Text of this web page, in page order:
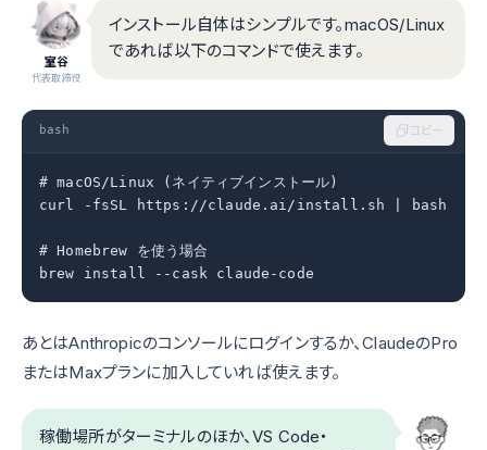
室谷
代表取締役
インストール自体はシンプルです。macOS/Linux
であれば以下のコマンドで使えます。
bash コピー
# macOS/Linux (ネイティブインストール)
curl -fsSL https://claude.ai/install.sh | bash
# Homebrew を使う場合
brew install --cask claude-code
あとはAnthropicのコンソールにログインするか、ClaudeのPro
またはMaxプランに加入していれば使えます。
稼働場所がターミナルのほか、VS Code・